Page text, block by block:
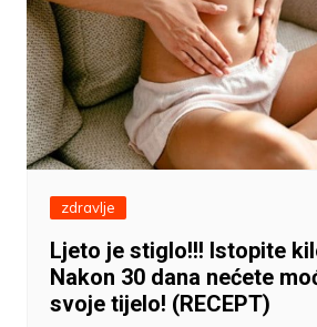
zdravlje
Ljeto je stiglo!!! Istopite
Nakon 30 dana nećete
svoje tijelo! (RECEPT)